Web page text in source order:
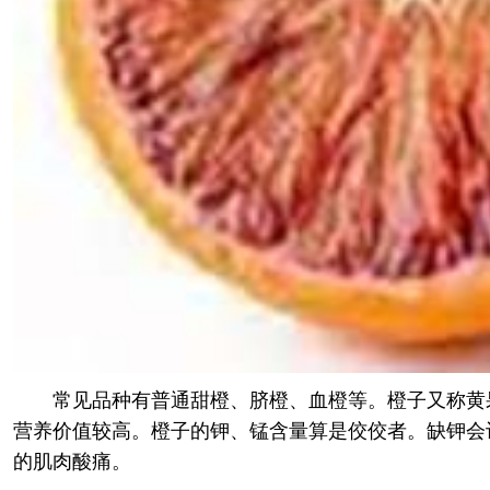
常见品种有普通甜橙、脐橙、血橙等。橙子又称
营养价值较高。橙子的钾、锰含量算是佼佼者。缺钾
的肌肉酸痛。